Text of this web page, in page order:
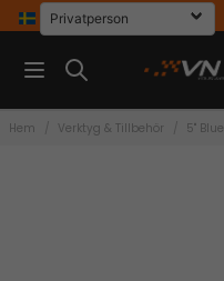
Hem Verktyg & Tillbehör 5"